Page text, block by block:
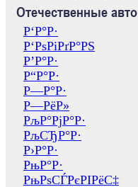
Отечественные авто
Р‘Р°Р·
Р‘РѕРіРґР°РЅ
Р’Р°Р·
Р“Р°Р·
Р—Р°Р·
Р—РёР»
РљР°РјР°Р·
РљСЂР°Р·
Р›Р°Р·
РњР°Р·
РњРѕСЃРєРІРёС‡